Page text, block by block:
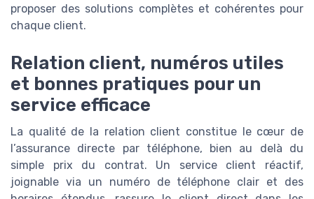
proposer des solutions complètes et cohérentes pour
chaque client.
Relation client, numéros utiles
et bonnes pratiques pour un
service efficace
La qualité de la relation client constitue le cœur de
l’assurance directe par téléphone, bien au delà du
simple prix du contrat. Un service client réactif,
joignable via un numéro de téléphone clair et des